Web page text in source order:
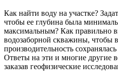
Как найти воду на участке?
чтобы ее глубина была
максимальным? Как правильно
водозаборной скважины, чтобы
производительность
Ответы на эти и многие другие
заказав геофизические